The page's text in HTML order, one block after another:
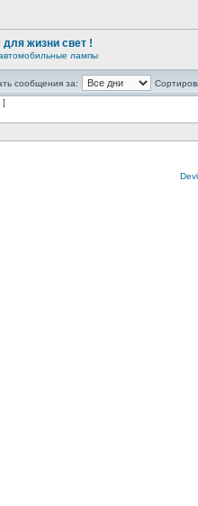
жизни свет !
лампы
сообщения за:
]